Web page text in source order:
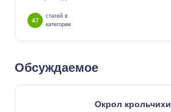
47
статей в
категории
Обсуждаемое
Окрол крольчихи